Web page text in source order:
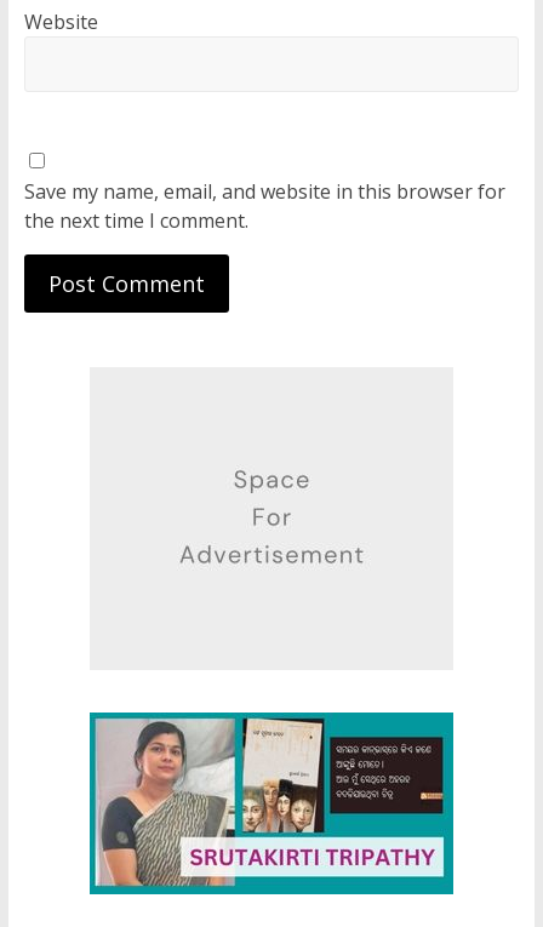
Website
Save my name, email, and website in this browser for
the next time I comment.